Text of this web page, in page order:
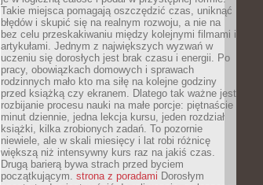
Takie miejsca pomagają oszczędzić czas, uniknąć
błędów i skupić się na realnym rozwoju, a nie na
bez celu przeskakiwaniu między kolejnymi filmami i
artykułami. Jednym z największych wyzwań w
uczeniu się dorosłych jest brak czasu i energii. Po
pracy, obowiązkach domowych i sprawach
rodzinnych mało kto ma siłę na kolejne godziny
przed książką czy ekranem. Dlatego tak ważne jest
rozbijanie procesu nauki na małe porcje: piętnaście
minut dziennie, jedna lekcja kursu, jeden rozdział
książki, kilka zrobionych zadań. To pozornie
niewiele, ale w skali miesięcy i lat robi różnicę
większą niż intensywny kurs raz na jakiś czas.
Drugą barierą bywa strach przed byciem
początkującym. strona z poradami Dorosłym